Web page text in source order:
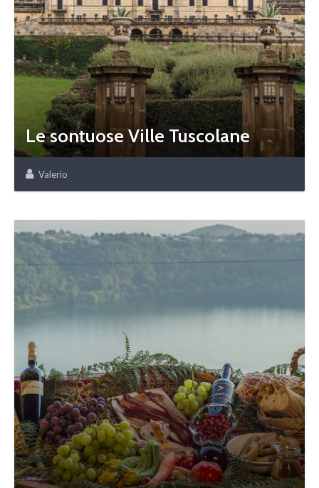
Le sontuose Ville Tuscolane
Valerio